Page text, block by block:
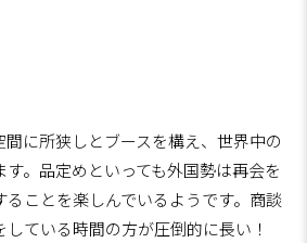
に所狭しとブースを構え、世界中の
。品定めといっても外国勢は再会を
ことを楽しんでいるようです。商談
ている時間の方が圧倒的に長い！